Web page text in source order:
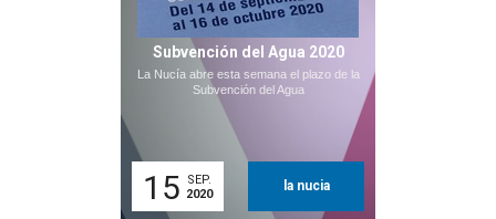
Subvención del Agua 2020
La Nucía abre esta semana el plazo de la
Subvención del Agua
15
SEP.
2020
la nucia